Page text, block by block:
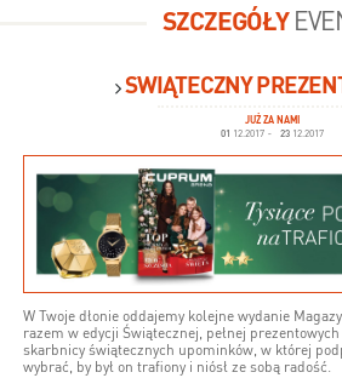
SZCZEGÓŁY
ŚWIĄTECZNY
JUŻ ZA NAMI
01
12.2017 - 2312.2017
W Twoje dłonie oddajemy kolejne wydanie
razem w edycji Świątecznej, pełnej
skarbnicy świątecznych upominków, w której
wybrać, by był on trafiony i niósł ze sobą radość.